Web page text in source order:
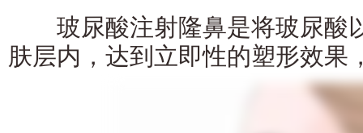
玻尿酸注射隆鼻是将玻尿酸
肤层内，达到立即性的塑形效果